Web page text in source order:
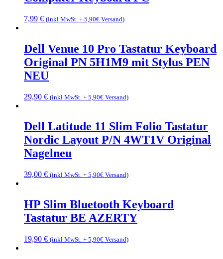
7,99 € (inkl MwSt. + 5,90€ Versand)
Dell Venue 10 Pro Tastatur Keyboard
Original PN 5H1M9 mit Stylus PEN
NEU
29,90 € (inkl MwSt. + 5,90€ Versand)
Dell Latitude 11 Slim Folio Tastatur
Nordic Layout P/N 4WT1V Original
Nagelneu
39,00 € (inkl MwSt. + 5,90€ Versand)
HP Slim Bluetooth Keyboard
Tastatur BE AZERTY
19,90 € (inkl MwSt. + 5,90€ Versand)